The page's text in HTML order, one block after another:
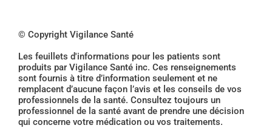
© Copyright Vigilance Santé
Les feuillets d'informations pour les patients sont
produits par Vigilance Santé inc. Ces renseignements
sont fournis à titre d’information seulement et ne
remplacent d’aucune façon l’avis et les conseils de vos
professionnels de la santé. Consultez toujours un
professionnel de la santé avant de prendre une décision
qui concerne votre médication ou vos traitements.